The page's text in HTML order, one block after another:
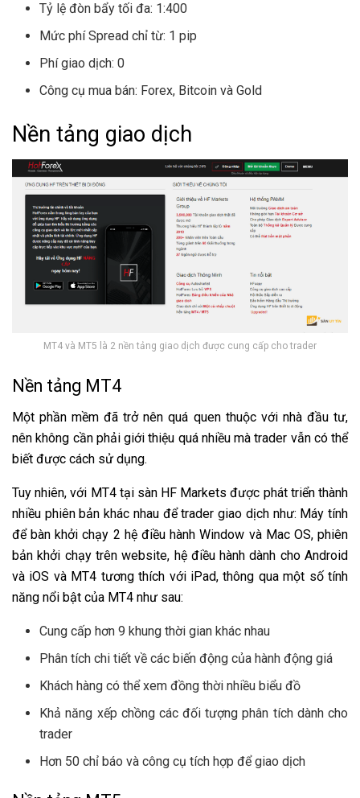
Tỷ lệ đòn bẩy tối đa: 1:400
Mức phí Spread chỉ từ: 1 pip
Phí giao dịch: 0
Công cụ mua bán: Forex, Bitcoin và Gold
Nền tảng giao dịch
MT4 và MT5 là 2 nền tảng giao dịch được cung cấp cho trader
Nền tảng MT4
Một phần mềm đã trở nên quá quen thuộc với nhà đầu tư,
nên không cần phải giới thiệu quá nhiều mà trader vẫn có thể
biết được cách sử dụng.
Tuy nhiên, với MT4 tại sàn HF Markets được phát triển thành
nhiều phiên bản khác nhau để trader giao dịch như: Máy tính
để bàn khởi chạy 2 hệ điều hành Window và Mac OS, phiên
bản khởi chạy trên website, hệ điều hành dành cho Android
và iOS và MT4 tương thích với iPad, thông qua một số tính
năng nổi bật của MT4 như sau:
Cung cấp hơn 9 khung thời gian khác nhau
Phân tích chi tiết về các biến động của hành động giá
Khách hàng có thể xem đồng thời nhiều biểu đồ
Khả năng xếp chồng các đối tượng phân tích dành cho
trader
Hơn 50 chỉ báo và công cụ tích hợp để giao dịch